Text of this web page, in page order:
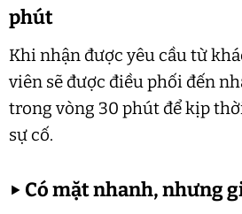
phút
Khi nhận được yêu cầu từ
viên sẽ được điều phối đến
trong vòng 30 phút để kịp
sự cố.
▶ Có mặt nhanh, nhưng